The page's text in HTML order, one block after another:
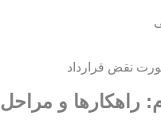
نقض قرارداد
راهکارها و مراحل